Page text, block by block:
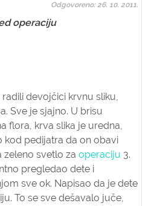
operaciju
devojčici krvnu sliku,
Sve je sjajno. U brisu
flora, krva slika je uredna,
kod pedijatra da on obavi
zeleno svetlo za operaciju 3.
pregledao dete i
sve ok. Napisao da je dete
To se sve dešavalo juče,
Odgovoreno: 26. 10. 2011.